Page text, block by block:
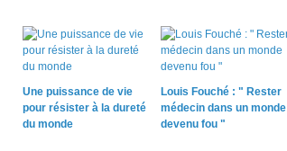
Une puissance de vie
pour résister à la dureté
du monde
Louis Fouché : " Rester
médecin dans un monde
devenu fou "